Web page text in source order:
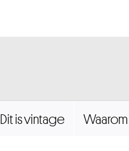
Dit is vintage